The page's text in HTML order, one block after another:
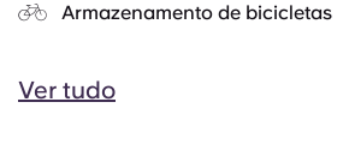
Armazenamento de bicicletas
Ver tudo